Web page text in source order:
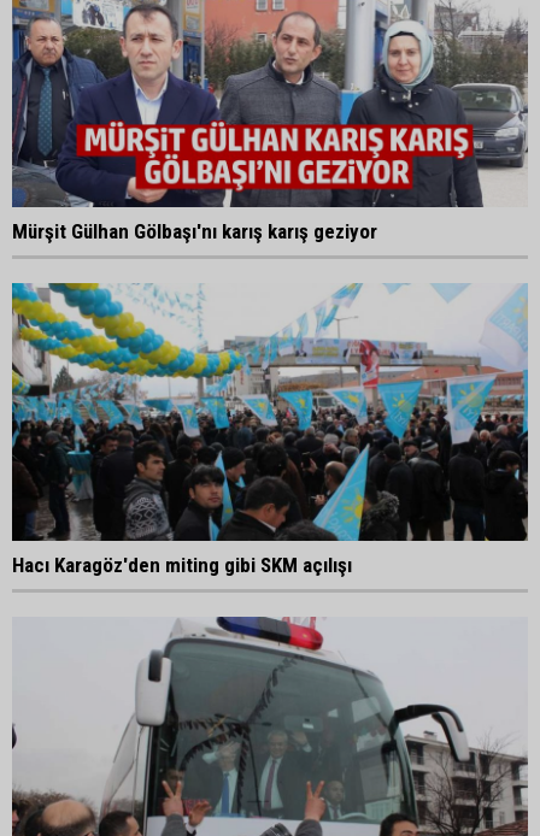
Mürşit Gülhan Gölbaşı'nı karış karış geziyor
Hacı Karagöz'den miting gibi SKM açılışı